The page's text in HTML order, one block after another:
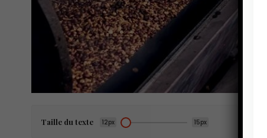
Taille du texte 12px 15px